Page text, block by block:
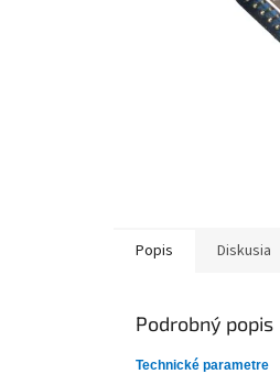
Popis Diskusia
Podrobný popis
Technické parametre